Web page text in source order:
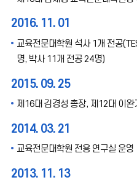
2016. 11. 01
교육전문대학원 석사 1개 전공
명, 박사 11개 전공 24명)
2015. 09. 25
제16대 김경성 총장, 제12대 이완
2014. 03. 21
교육전문대학원 전용 연구실 운영
2013. 11. 13